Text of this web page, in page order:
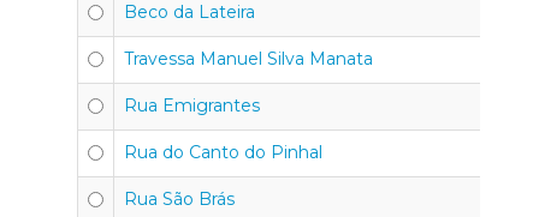
Beco da Lateira
Travessa Manuel Silva Manata
Rua Emigrantes
Rua do Canto do Pinhal
Rua São Brás